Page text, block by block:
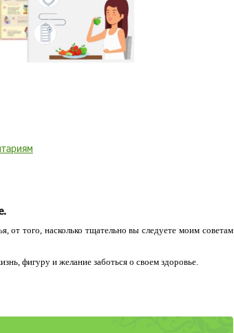
от того, насколько тщательно вы следуете моим советам
фигуру и желание заботься о своем здоровье.